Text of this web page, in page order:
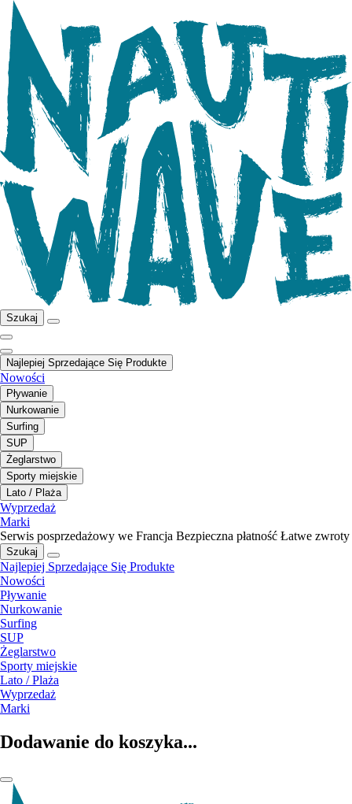
Szukaj
Najlepiej Sprzedające Się Produkte
Nowości
Pływanie
Nurkowanie
Surfing
SUP
Żeglarstwo
Sporty miejskie
Lato / Plaża
Wyprzedaż
Marki
Serwis posprzedażowy we Francja Bezpieczna płatność Łatwe zwroty
Szukaj
Najlepiej Sprzedające Się Produkte
Nowości
Pływanie
Nurkowanie
Surfing
SUP
Żeglarstwo
Sporty miejskie
Lato / Plaża
Wyprzedaż
Marki
Dodawanie do koszyka...